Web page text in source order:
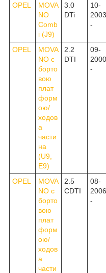
OPEL
MOVA
NO
Comb
i (J9)
3.0
DTi
10-
2003
-
OPEL
MOVA
NO c
борто
вою
плат
форм
ою/
ходов
а
части
на
(U9,
E9)
2.2
DTI
09-
2000
-
OPEL
MOVA
NO c
борто
вою
плат
форм
ою/
ходов
а
части
2.5
CDTI
08-
2006
-